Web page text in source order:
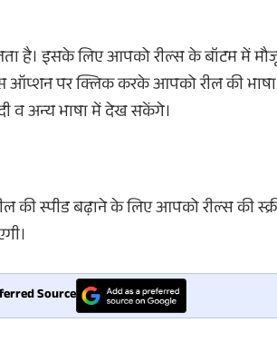
है। इसके लिए आपको रील्स के बॉटम में
ऑप्शन पर क्लिक करके आपको रील की
व अन्य भाषा में देख सकेंगे।
स्पीड बढ़ाने के लिए आपको रील्स की
Source